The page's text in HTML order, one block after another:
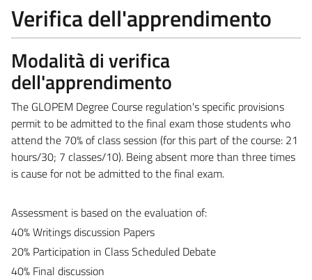
Verifica dell'apprendimento
Modalità di verifica
dell'apprendimento
The GLOPEM Degree Course regulation's specific provisions
permit to be admitted to the final exam those students who
attend the 70% of class session (for this part of the course: 21
hours/30; 7 classes/10). Being absent more than three times
is cause for not be admitted to the final exam.
Assessment is based on the evaluation of:
40% Writings discussion Papers
20% Participation in Class Scheduled Debate
40% Final discussion